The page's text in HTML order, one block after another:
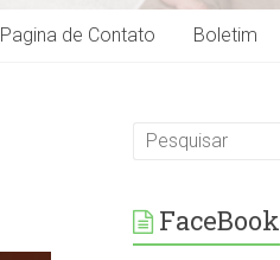
Pagina de Contato Boletim
FaceBook